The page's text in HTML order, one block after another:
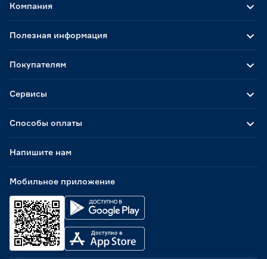
Способы оплаты
Мобильное приложение
Компания
Полезная информация
Покупателям
Сервисы
Напишите нам